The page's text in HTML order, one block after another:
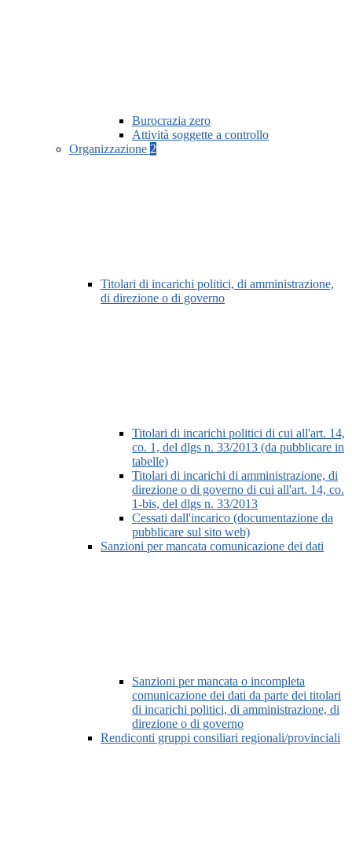
Burocrazia zero
Attività soggette a controllo
Organizzazione 2
Titolari di incarichi politici, di amministrazione,
di direzione o di governo
Titolari di incarichi politici di cui all'art. 14,
co. 1, del dlgs n. 33/2013 (da pubblicare in
tabelle)
Titolari di incarichi di amministrazione, di
direzione o di governo di cui all'art. 14, co.
1-bis, del dlgs n. 33/2013
Cessati dall'incarico (documentazione da
pubblicare sul sito web)
Sanzioni per mancata comunicazione dei dati
Sanzioni per mancata o incompleta
comunicazione dei dati da parte dei titolari
di incarichi politici, di amministrazione, di
direzione o di governo
Rendiconti gruppi consiliari regionali/provinciali